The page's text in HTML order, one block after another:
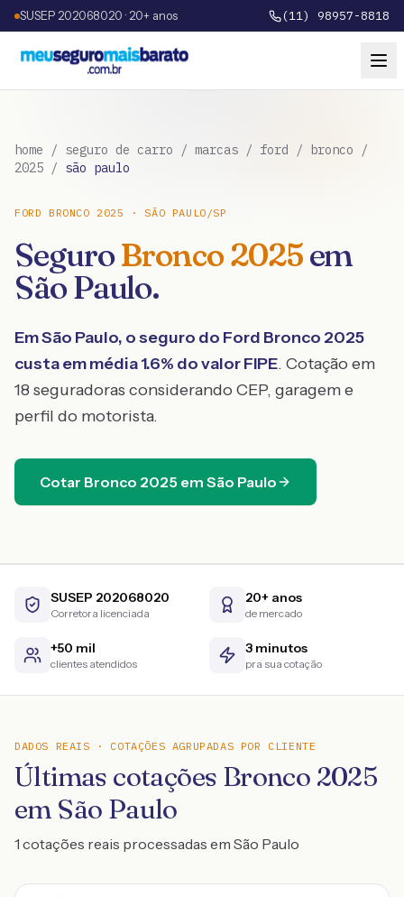
SUSEP 202068020 · 20+ anos (11) 98957-8818
home / seguro de carro / marcas / ford / bronco /
2025 / são paulo
FORD BRONCO 2025 ·SÃO PAULO /SP
SeguroBronco2025em
São Paulo.
EmSão Paulo, o seguro do Ford Bronco 2025
custa em média1.6% do valor FIPE. Cotação em
18 seguradoras considerando CEP, garagem e
perfil do motorista.
Cotar Bronco 2025 em São Paulo
SUSEP 202068020
Corretora licenciada
20+ anos
de mercado
+50 mil
clientes atendidos
3 minutos
pra sua cotação
DADOS REAIS · COTAÇÕES AGRUPADAS POR CLIENTE
Últimas cotações Bronco 2025
em São Paulo
1 cotações reais processadas em São Paulo